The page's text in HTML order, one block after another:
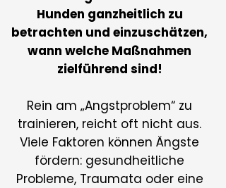
Hunden ganzheitlich zu
betrachten und einzuschätzen,
wann welche Maßnahmen
zielführend sind!
Rein am „Angstproblem“ zu
trainieren, reicht oft nicht aus.
Viele Faktoren können Ängste
fördern: gesundheitliche
Probleme, Traumata oder eine